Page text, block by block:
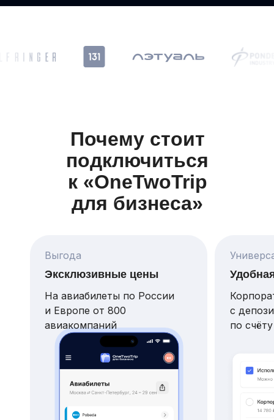
Почему стоит
подключиться
к «OneTwoTrip
для бизнеса»
Эксклюзивные цены
Выгода
На авиабилеты по России
и Европе от 800
авиакомпаний
с
по счёту